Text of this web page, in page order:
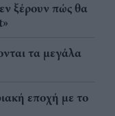
ξέρουν πώς θα
τα μεγάλα
εποχή με το